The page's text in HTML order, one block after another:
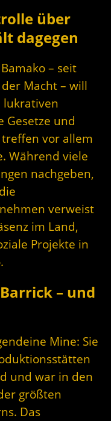
über
dagegen
– seit
Macht – will
lukrativen
Gesetze und
vor allem
Während viele
nachgeben,
verweist
im Land,
Projekte in
– und
Mine: Sie
und war in den
größten
Das